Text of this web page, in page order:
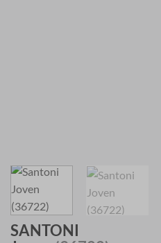
SANTONI